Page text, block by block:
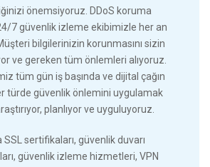
önemsiyoruz. DDoS koruma
7 güvenlik izleme ekibimizle her an
bilgilerinizin korunmasını sizin
ve gereken tüm önlemleri alıyoruz.
tüm gün iş başında ve dijital çağın
türde güvenlik önlemini uygulamak
planlıyor ve uyguluyoruz.
SSL sertifikaları, güvenlik duvarı
güvenlik izleme hizmetleri, VPN